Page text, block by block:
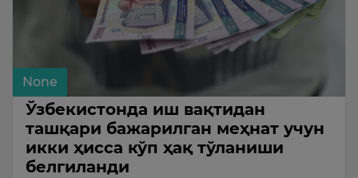
None
Ўзбекистонда иш вақтидан
ташқари бажарилган меҳнат учун
икки ҳисса кўп ҳақ тўланиши
белгиланди